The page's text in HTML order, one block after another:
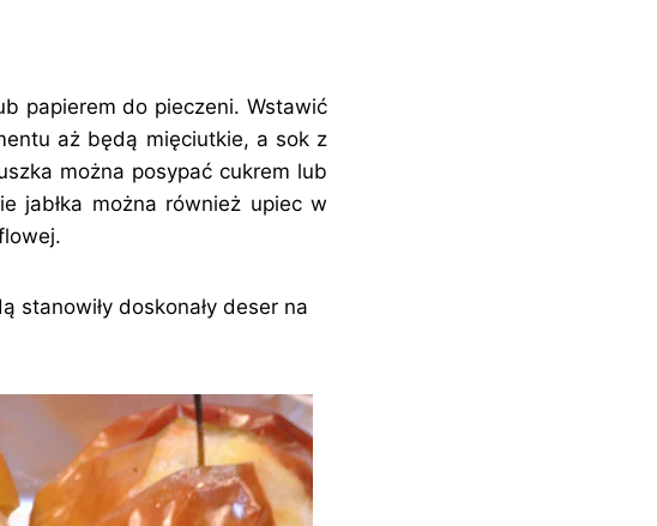
papierem do pieczeni. Wstawić
aż będą mięciutkie, a sok z
można posypać cukrem lub
jabłka można również upiec w
stanowiły doskonały deser na